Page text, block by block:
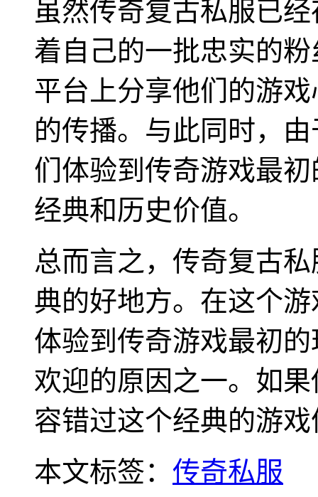
虽然传奇复古私服已
着自己的一批忠实的
平台上分享他们的游
的传播。与此同时，
们体验到传奇游戏最
经典和历史价值。
总而言之，传奇复古
典的好地方。在这个
体验到传奇游戏最初
欢迎的原因之一。如
容错过这个经典的游
本文标签： 传奇私服